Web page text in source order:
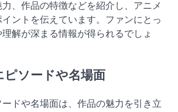
、作品の特徴などを紹介し、アニメ
ントを伝えています。ファンにとっ
解が深まる情報が得られるでしょ
ソードや名場面
ドや名場面は、作品の魅力を引き立